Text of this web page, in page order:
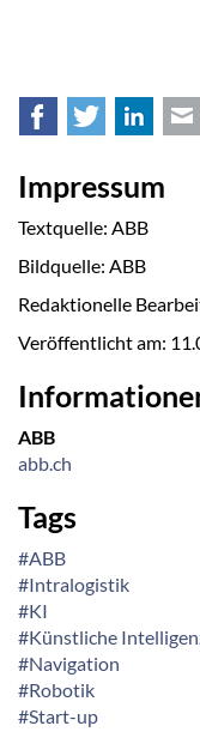
Facebook
Twitter
Impressum
Textquelle: ABB
Bildquelle: ABB
Redaktionelle
Veröffentlicht am:
ABB
abb.ch
Tags
#ABB
#Intralogistik
#KI
#Künstliche
#Navigation
#Robotik
#Start-up